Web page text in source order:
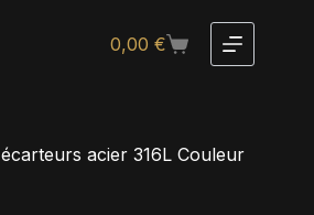
0,00€
écarteurs acier 316L Couleur